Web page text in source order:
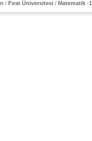
/ Fırat Üniversitesi / Matematik -1